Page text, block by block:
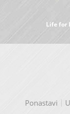
Life for
Ponastavi